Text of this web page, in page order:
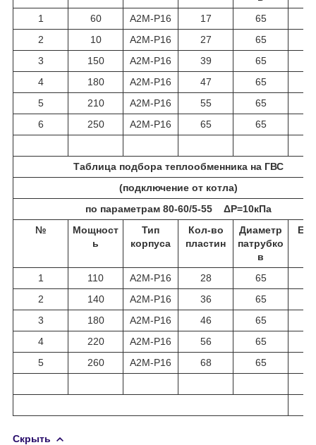
1
60 A2M-P16 17 65
2
10 A2M-P16 27 65
3
150 A2M-P16 39 65
4
180 A2M-P16 47 65
5
210 A2M-P16 55 65
6
250 A2M-P16 65 65
Таблица подбора теплообменника на ГВС
(подключение от котла)
по параметрам 80-60/5-55 ΔР=10кПа
№
Мощност
ь
Тип
корпуса
Кол-во
пластин
Диаметр
патрубко
в
1 110 A2M-P16 28 65
2
140 A2M-P16 36 65
3
180 A2M-P16 46 65
4
220 A2M-P16 56 65
5
260 A2M-P16 68 65
Скрыть